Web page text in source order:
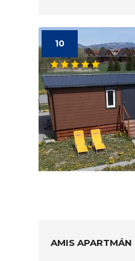
10
AMIS APARTMÁN